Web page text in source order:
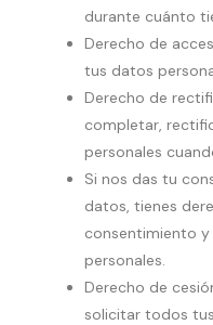
durante cuánto
Derecho de
tus datos
Derecho de
completar,
personales
Si nos das tu
datos, tienes
consentimiento
personales.
Derecho de
solicitar todos